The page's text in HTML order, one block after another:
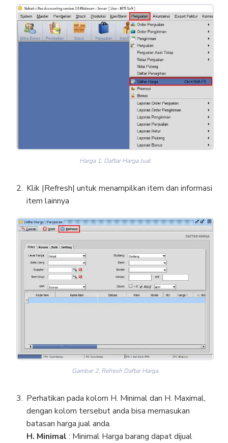
Harga 1. Daftar Harga Jual
Klik |Refresh| untuk menampilkan item dan informasi
item lainnya
Gambar 2. Refresh Daftar Harga
Perhatikan pada kolom H. Minimal dan H. Maximal,
dengan kolom tersebut anda bisa memasukan
batasan harga jual anda.
H. Minimal : Minimal Harga barang dapat dijual